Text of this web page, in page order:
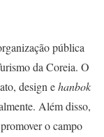
pública
da Coreia. O
design ehanbok
Além disso,
o campo